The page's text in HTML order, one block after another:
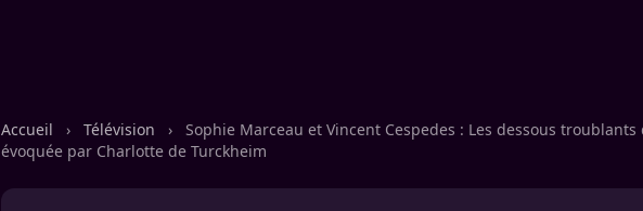
Accueil › Télévision ›
Sophie Marceau et Vincent Cespedes : Les dessous troublants
évoquée par Charlotte de Turckheim